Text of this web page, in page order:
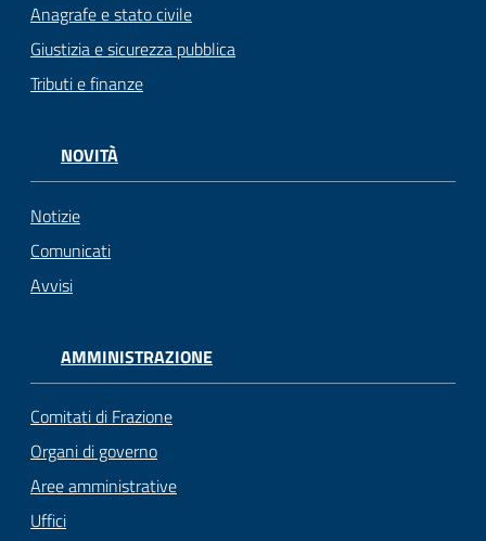
Anagrafe e stato civile
Giustizia e sicurezza pubblica
Tributi e finanze
NOVITÀ
Notizie
Comunicati
Avvisi
AMMINISTRAZIONE
Comitati di Frazione
Organi di governo
Aree amministrative
Uffici